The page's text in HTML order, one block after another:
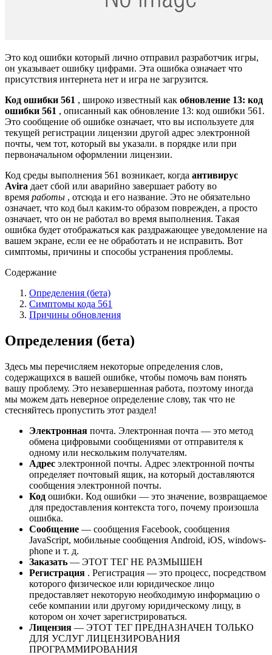
Это код ошибки который лично отправил разработчик игры,
он указывает ошибку цифрами. Эта ошибка означает что
присутствия интернета нет и игра не загрузится.
Код ошибки 561 , широко известный как обновление 13: код
ошибки 561 , описанный как обновление 13: код ошибки 561.
Это сообщение об ошибке означает, что вы используете для
текущей регистрации лицензии другой адрес электронной
почты, чем тот, который вы указали. в порядке или при
первоначальном оформлении лицензии.
Код среды выполнения 561 возникает, когда антивирус
Avira дает сбой или аварийно завершает работу во
время работы , отсюда и его название. Это не обязательно
означает, что код был каким-то образом поврежден, а просто
означает, что он не работал во время выполнения. Такая
ошибка будет отображаться как раздражающее уведомление на
вашем экране, если ее не обработать и не исправить. Вот
симптомы, причины и способы устранения проблемы.
Содержание
Определения (бета)
Симптомы кода 561
Причины обновления
Определения (бета)
Здесь мы перечисляем некоторые определения слов,
содержащихся в вашей ошибке, чтобы помочь вам понять
вашу проблему. Это незавершенная работа, поэтому иногда
мы можем дать неверное определение слову, так что не
стесняйтесь пропустить этот раздел!
Электронная почта. Электронная почта — это метод
обмена цифровыми сообщениями от отправителя к
одному или нескольким получателям.
Адрес электронной почты. Адрес электронной почты
определяет почтовый ящик, на который доставляются
сообщения электронной почты.
Код ошибки. Код ошибки — это значение, возвращаемое
для предоставления контекста того, почему произошла
ошибка.
Сообщение — сообщения Facebook, сообщения
JavaScript, мобильные сообщения Android, iOS, windows-
phone и т. д.
Заказать — ЭТОТ ТЕГ НЕ РАЗМЫШЕН
Регистрация . Регистрация — это процесс, посредством
которого физическое или юридическое лицо
предоставляет некоторую необходимую информацию о
себе компании или другому юридическому лицу, в
котором он хочет зарегистрироваться.
Лицензия — ЭТОТ ТЕГ ПРЕДНАЗНАЧЕН ТОЛЬКО
ДЛЯ УСЛУГ ЛИЦЕНЗИРОВАНИЯ
ПРОГРАММИРОВАНИЯ